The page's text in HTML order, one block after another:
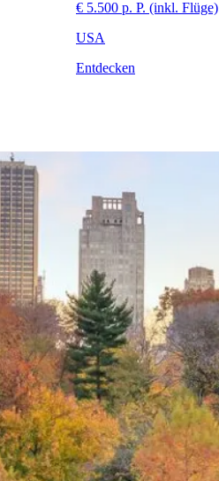
€ 5.500 p. P. (inkl. Flüge)
USA
Entdecken